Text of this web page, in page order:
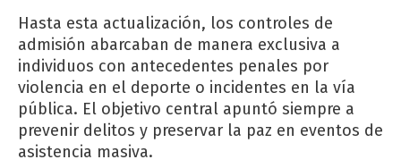
Hasta esta actualización, los controles de
admisión abarcaban de manera exclusiva a
individuos con antecedentes penales por
violencia en el deporte o incidentes en la vía
pública. El objetivo central apuntó siempre a
prevenir delitos y preservar la paz en eventos de
asistencia masiva.